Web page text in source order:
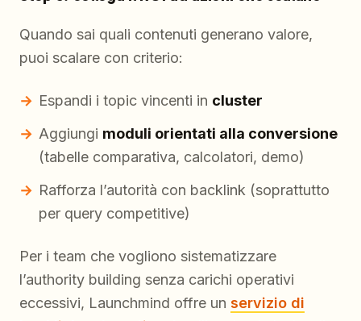
Quando sai quali contenuti generano valore,
puoi scalare con criterio:
Espandi i topic vincenti in cluster
Aggiungi moduli orientati alla conversione
(tabelle comparativa, calcolatori, demo)
Rafforza l’autorità con backlink (soprattutto
per query competitive)
Per i team che vogliono sistematizzare
l’authority building senza carichi operativi
eccessivi, Launchmind offre un servizio di